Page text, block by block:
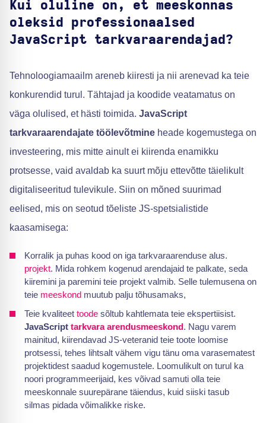
Kui oluline on, et meeskonnas
oleksid professionaalsed
JavaScript tarkvaraarendajad?
Tehnoloogiamaailm areneb kiiresti ja nii arenevad ka teie
konkurendid turul. Tähtajad ja koodide veatamatus on
väga olulised, et hästi toimida. JavaScript
tarkvaraarendajate töölevõtmine heade kogemustega on
investeering, mis mitte ainult ei kiirenda enamikku
protsesse, vaid avaldab ka suurt mõju ettevõtte täielikult
digitaliseeritud tulevikule. Siin on mõned suurimad
eelised, mis on seotud tõeliste JS-spetsialistide
kaasamisega:
Korralik ja puhas kood on iga tarkvaraarenduse alus.
projekt. Mida rohkem kogenud arendajaid te palkate, seda
kiiremini ja paremini teie projekt valmib. Selle tulemusena on
teie meeskond muutub palju tõhusamaks,
Teie kvaliteet toode sõltub kahtlemata teie ekspertiisist.
JavaScript tarkvara arendusmeeskond. Nagu varem
mainitud, kiirendavad JS-veteranid teie toote loomise
protsessi, tehes lihtsalt vähem vigu tänu oma varasematest
projektidest saadud kogemustele. Loomulikult on turul ka
noori programmeerijaid, kes võivad samuti olla teie
meeskonnale suurepärane täiendus, kuid siiski tasub
silmas pidada võimalikke riske.